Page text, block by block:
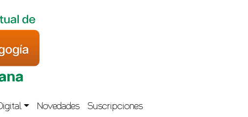
Novedades Suscripciones